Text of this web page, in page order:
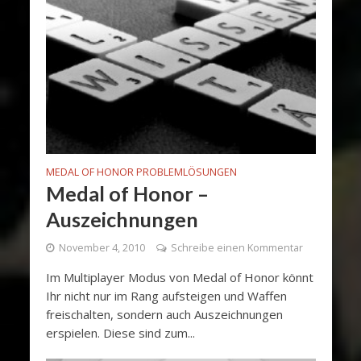
MEDAL OF HONOR PROBLEMLÖSUNGEN
Medal of Honor –
Auszeichnungen
November 4, 2010 Schreibe einen Kommentar
Im Multiplayer Modus von Medal of Honor könnt
Ihr nicht nur im Rang aufsteigen und Waffen
freischalten, sondern auch Auszeichnungen
erspielen. Diese sind zum...